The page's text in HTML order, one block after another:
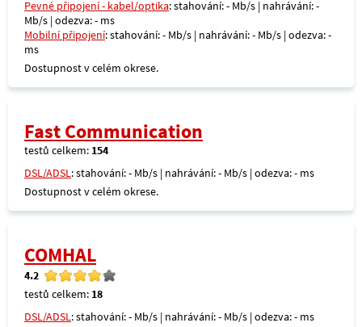
Pevné připojení - kabel/optika: stahování: - Mb/s | nahrávání: -
Mb/s | odezva: - ms
Mobilní připojení: stahování: - Mb/s | nahrávání: - Mb/s | odezva: -
ms
Dostupnost v celém okrese.
Fast Communication
testů celkem: 154
DSL/ADSL: stahování: - Mb/s | nahrávání: - Mb/s | odezva: - ms
Dostupnost v celém okrese.
COMHAL
4.2
testů celkem: 18
DSL/ADSL: stahování: - Mb/s | nahrávání: - Mb/s | odezva: - ms